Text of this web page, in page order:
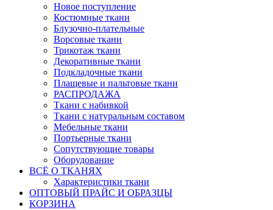
Новое поступление
Костюмные ткани
Блузочно-плательные
Ворсовые ткани
Трикотаж ткани
Декоративные ткани
Подкладочные ткани
Плащевые и пальтовые ткани
РАСПРОДАЖА
Ткани с набивкой
Ткани с натуральным составом
Мебельные ткани
Портьерные ткани
Сопутствующие товары
Оборудование
ВСЁ О ТКАНЯХ
Характеристики ткани
ОПТОВЫЙ ПРАЙС И ОБРАЗЦЫ
КОРЗИНА